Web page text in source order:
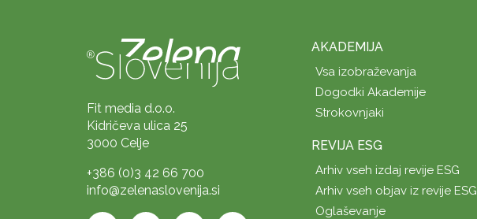
Fit media d.o.o.
Kidričeva ulica 25
3000 Celje
+386 (0)3 42 66 700
info@zelenaslovenija.si
AKADEMIJA
Vsa izobraževanja
Dogodki Akademije
Strokovnjaki
REVIJA ESG
Arhiv vseh izdaj revije ESG
Arhiv vseh objav iz revije ESG
Oglaševanje